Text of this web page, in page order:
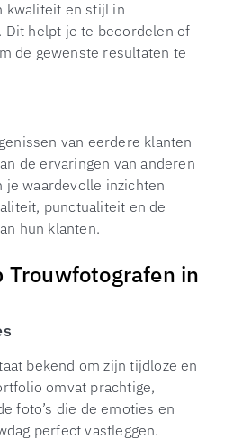
kwaliteit en stijl in
helpt je te beoordelen of
de gewenste resultaten te
van eerdere klanten
de ervaringen van anderen
je waardevolle inzichten
punctualiteit en de
hun klanten.
Trouwfotografen in
bekend om zijn tijdloze en
omvat prachtige,
foto’s die de emoties en
perfect vastleggen.